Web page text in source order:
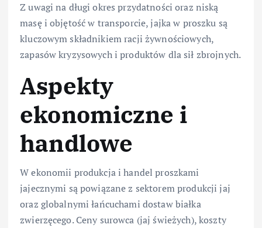
Z uwagi na długi okres przydatności oraz niską
masę i objętość w transporcie, jajka w proszku są
kluczowym składnikiem racji żywnościowych,
zapasów kryzysowych i produktów dla sił zbrojnych.
Aspekty
ekonomiczne i
handlowe
W ekonomii produkcja i handel proszkami
jajecznymi są powiązane z sektorem produkcji jaj
oraz globalnymi łańcuchami dostaw białka
zwierzęcego. Ceny surowca (jaj świeżych), koszty